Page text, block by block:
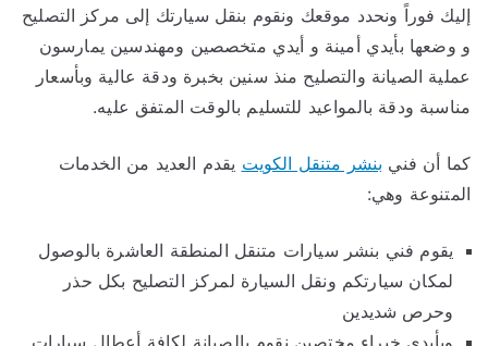
إليك فوراً ونحدد موقعك ونقوم بنقل سيارتك إلى مركز التصليح
و وضعها بأيدي أمينة و أيدي متخصصين ومهندسين يمارسون
عملية الصيانة والتصليح منذ سنين بخبرة ودقة عالية وبأسعار
مناسبة ودقة بالمواعيد للتسليم بالوقت المتفق عليه.
كما أن فني بنشر متنقل الكويت يقدم العديد من الخدمات
المتنوعة وهي:
يقوم فني بنشر سيارات متنقل المنطقة العاشرة بالوصول
لمكان سيارتكم ونقل السيارة لمركز التصليح بكل حذر
وحرص شديدين
وبأيدي خبراء مختصين نقوم بالصيانة لكافة أعطال سيارات